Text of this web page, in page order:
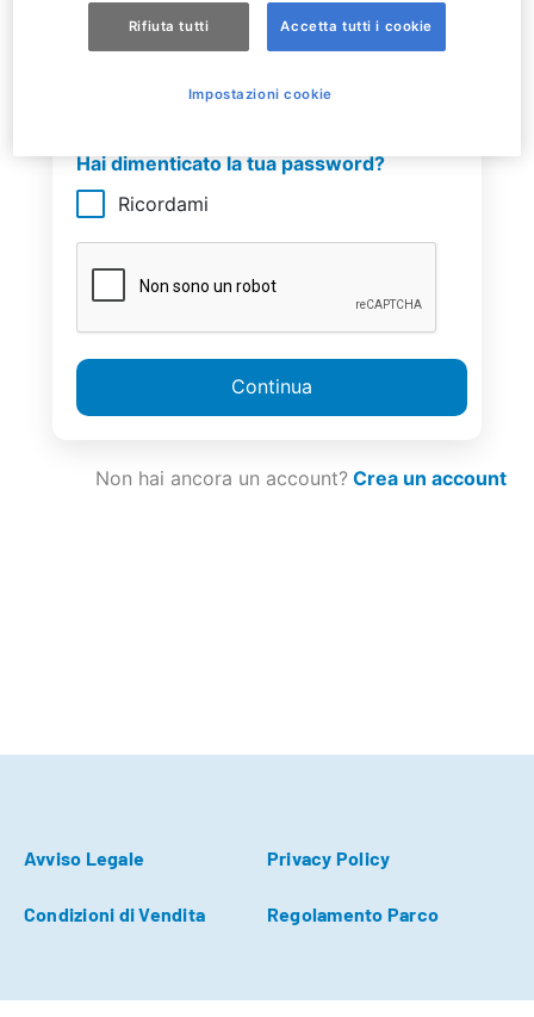
+39
Password
Hai dimenticato la tua password?
Ricordami
Continua
Non hai ancora un account? Crea un account
Avviso Legale Privacy Policy
Condizioni di Vendita Regolamento Parco
Rifiuta tutti Accetta tutti i cookie
Impostazioni cookie